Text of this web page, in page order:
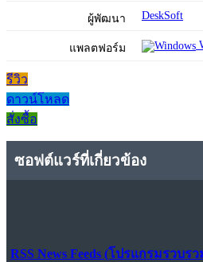
ผู้พัฒนา DeskSoft
แพลตฟอร์ม
รีวิว
ดาวน์โหลด
สั่งซื้อ
ซอฟต์แวร์ที่เกี่ยวข้อง
RSS News Feeds (โปรแกรมรวบ